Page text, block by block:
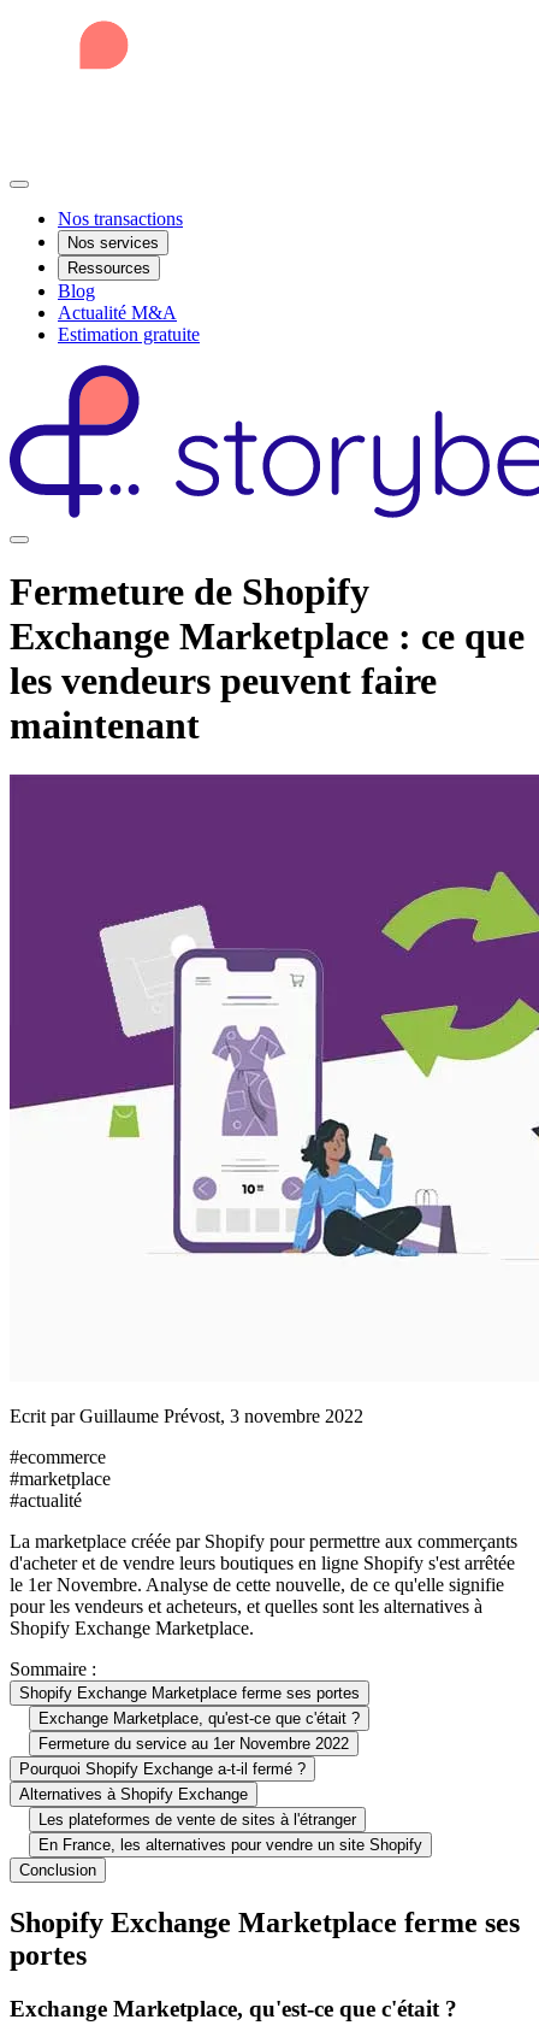
Nos transactions
Nos services
Ressources
Blog
Actualité M&A
Estimation gratuite
Fermeture de Shopify
Exchange Marketplace : ce que
les vendeurs peuvent faire
maintenant
Ecrit parGuillaume Prévost, 3 novembre 2022
#ecommerce
#marketplace
#actualité
La marketplace créée par Shopify pour permettre aux commerçants
d'acheter et de vendre leurs boutiques en ligne Shopify s'est arrêtée
le 1er Novembre. Analyse de cette nouvelle, de ce qu'elle signifie
pour les vendeurs et acheteurs, et quelles sont les alternatives à
Shopify Exchange Marketplace.
Sommaire :
Shopify Exchange Marketplace ferme ses portes
Exchange Marketplace, qu'est-ce que c'était ?
Fermeture du service au 1er Novembre 2022
Pourquoi Shopify Exchange a-t-il fermé ?
Alternatives à Shopify Exchange
Les plateformes de vente de sites à l'étranger
En France, les alternatives pour vendre un site Shopify
Conclusion
Shopify Exchange Marketplace ferme ses
portes
Exchange Marketplace, qu'est-ce que c'était ?